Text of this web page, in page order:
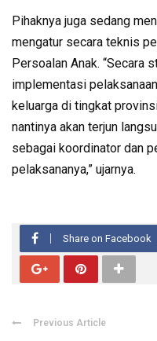
Pihaknya juga sedang
mengatur secara teknis
Persoalan Anak. “Secara
implementasi
keluarga di tingkat
nantinya akan terjun
sebagai koordinator dan
pelaksananya,” ujarnya.
Share on Facebook
Previous Article